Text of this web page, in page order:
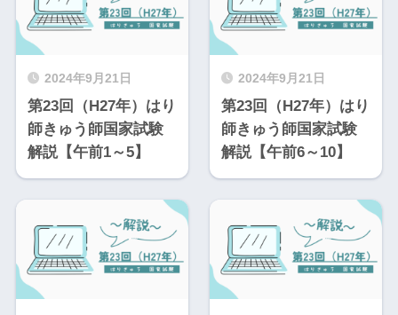
2024年9月21日
第23回（H27年）はり
師きゅう師国家試験
解説【午前1～5】
2024年9月21日
第23回（H27年）はり
師きゅう師国家試験
解説【午前6～10】